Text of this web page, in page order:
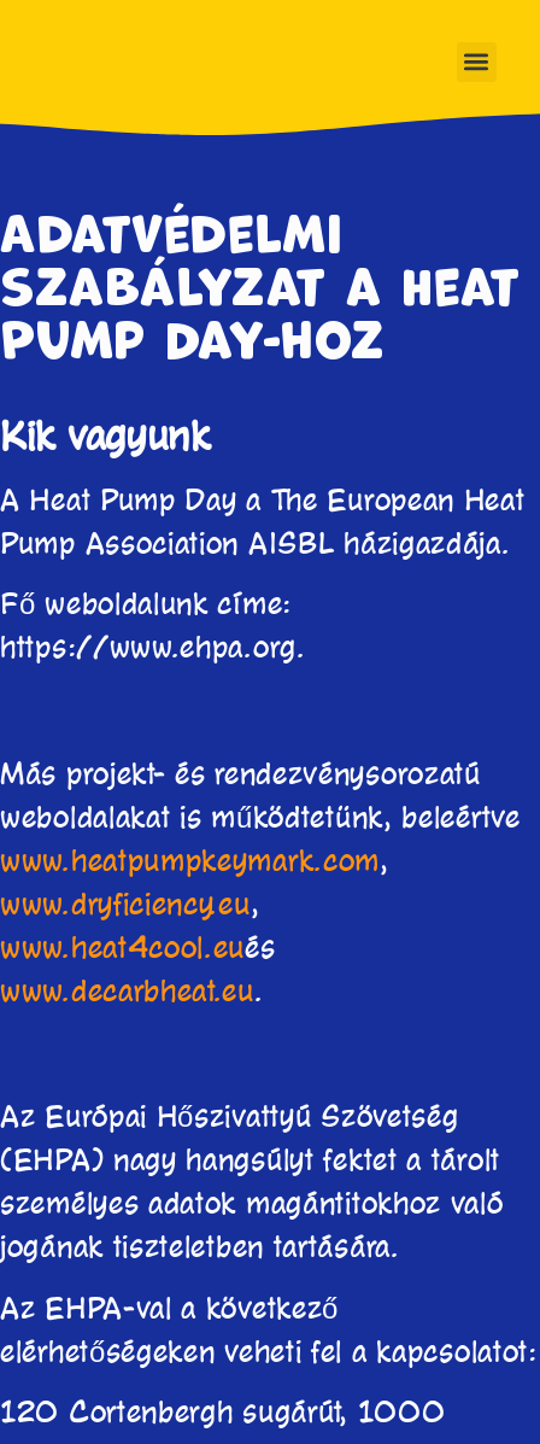
Adatvédelmi
szabályzat a Heat
Pump Day-hoz
Kik vagyunk
A Heat Pump Day a The European Heat
Pump Association AISBL házigazdája.
Fő weboldalunk címe:
https://www.ehpa.org.
Más projekt- és rendezvénysorozatú
weboldalakat is működtetünk, beleértve
www.heatpumpkeymark.com,
www.dryficiency.eu,
www.heat4cool.eués
www.decarbheat.eu.
Az Európai Hőszivattyú Szövetség
(EHPA) nagy hangsúlyt fektet a tárolt
személyes adatok magántitokhoz való
jogának tiszteletben tartására.
Az EHPA-val a következő
elérhetőségeken veheti fel a kapcsolatot:
120 Cortenbergh sugárút, 1000